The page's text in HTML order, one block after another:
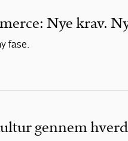
Nye krav.
fase.
gennem